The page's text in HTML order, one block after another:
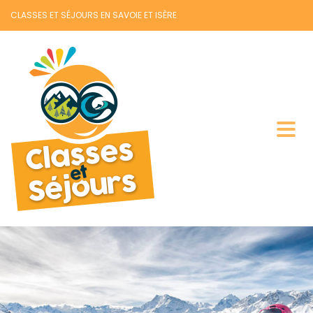
CLASSES ET SÉJOURS EN SAVOIE ET ISÈRE